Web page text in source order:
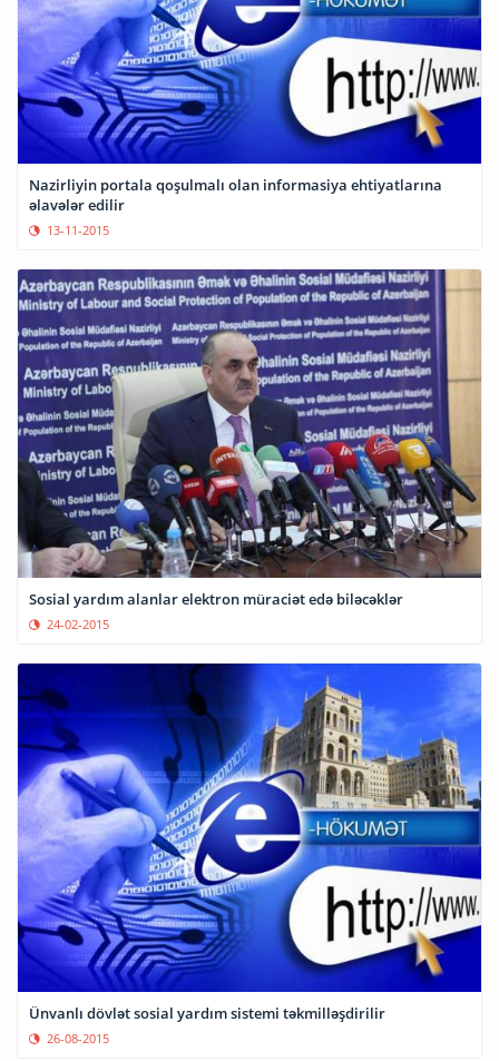
Nazirliyin portala qoşulmalı olan informasiya ehtiyatlarına
əlavələr edilir
13-11-2015
Sosial yardım alanlar elektron müraciət edə biləcəklər
24-02-2015
Ünvanlı dövlət sosial yardım sistemi təkmilləşdirilir
26-08-2015